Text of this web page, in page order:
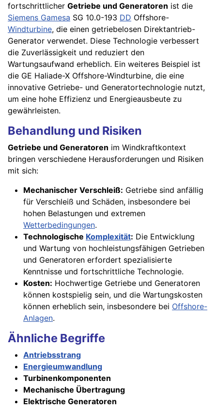
fortschrittlicher Getriebe und Generatoren ist die
Siemens Gamesa SG 10.0-193 DD Offshore-
Windturbine, die einen getriebelosen Direktantrieb-
Generator verwendet. Diese Technologie verbessert
die Zuverlässigkeit und reduziert den
Wartungsaufwand erheblich. Ein weiteres Beispiel ist
die GE Haliade-X Offshore-Windturbine, die eine
innovative Getriebe- und Generatortechnologie nutzt,
um eine hohe Effizienz und Energieausbeute zu
gewährleisten.
Behandlung und Risiken
Getriebe und Generatoren im Windkraftkontext
bringen verschiedene Herausforderungen und Risiken
mit sich:
Mechanischer Verschleiß: Getriebe sind anfällig
für Verschleiß und Schäden, insbesondere bei
hohen Belastungen und extremen
Wetterbedingungen.
Technologische Komplexität: Die Entwicklung
und Wartung von hochleistungsfähigen Getrieben
und Generatoren erfordert spezialisierte
Kenntnisse und fortschrittliche Technologie.
Kosten: Hochwertige Getriebe und Generatoren
können kostspielig sein, und die Wartungskosten
können erheblich sein, insbesondere bei Offshore-
Anlagen.
Ähnliche Begriffe
Antriebsstrang
Energieumwandlung
Turbinenkomponenten
Mechanische Übertragung
Elektrische Generatoren